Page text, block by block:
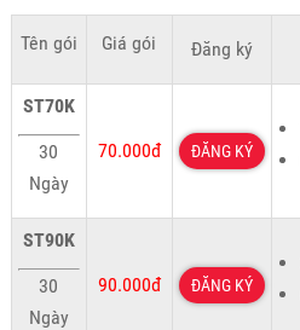
Tên gói Giá gói Đăng ký
ST70K
30
Ngày
70.000đ ĐĂNG KÝ
ST90K
30
Ngày
90.000đ ĐĂNG KÝ